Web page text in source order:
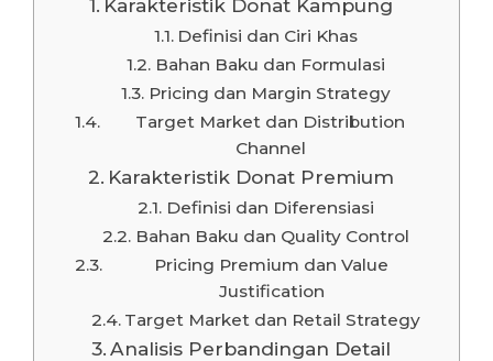
Karakteristik Donat Kampung
Definisi dan Ciri Khas
Bahan Baku dan Formulasi
Pricing dan Margin Strategy
Target Market dan Distribution
Channel
Karakteristik Donat Premium
Definisi dan Diferensiasi
Bahan Baku dan Quality Control
Pricing Premium dan Value
Justification
Target Market dan Retail Strategy
Analisis Perbandingan Detail